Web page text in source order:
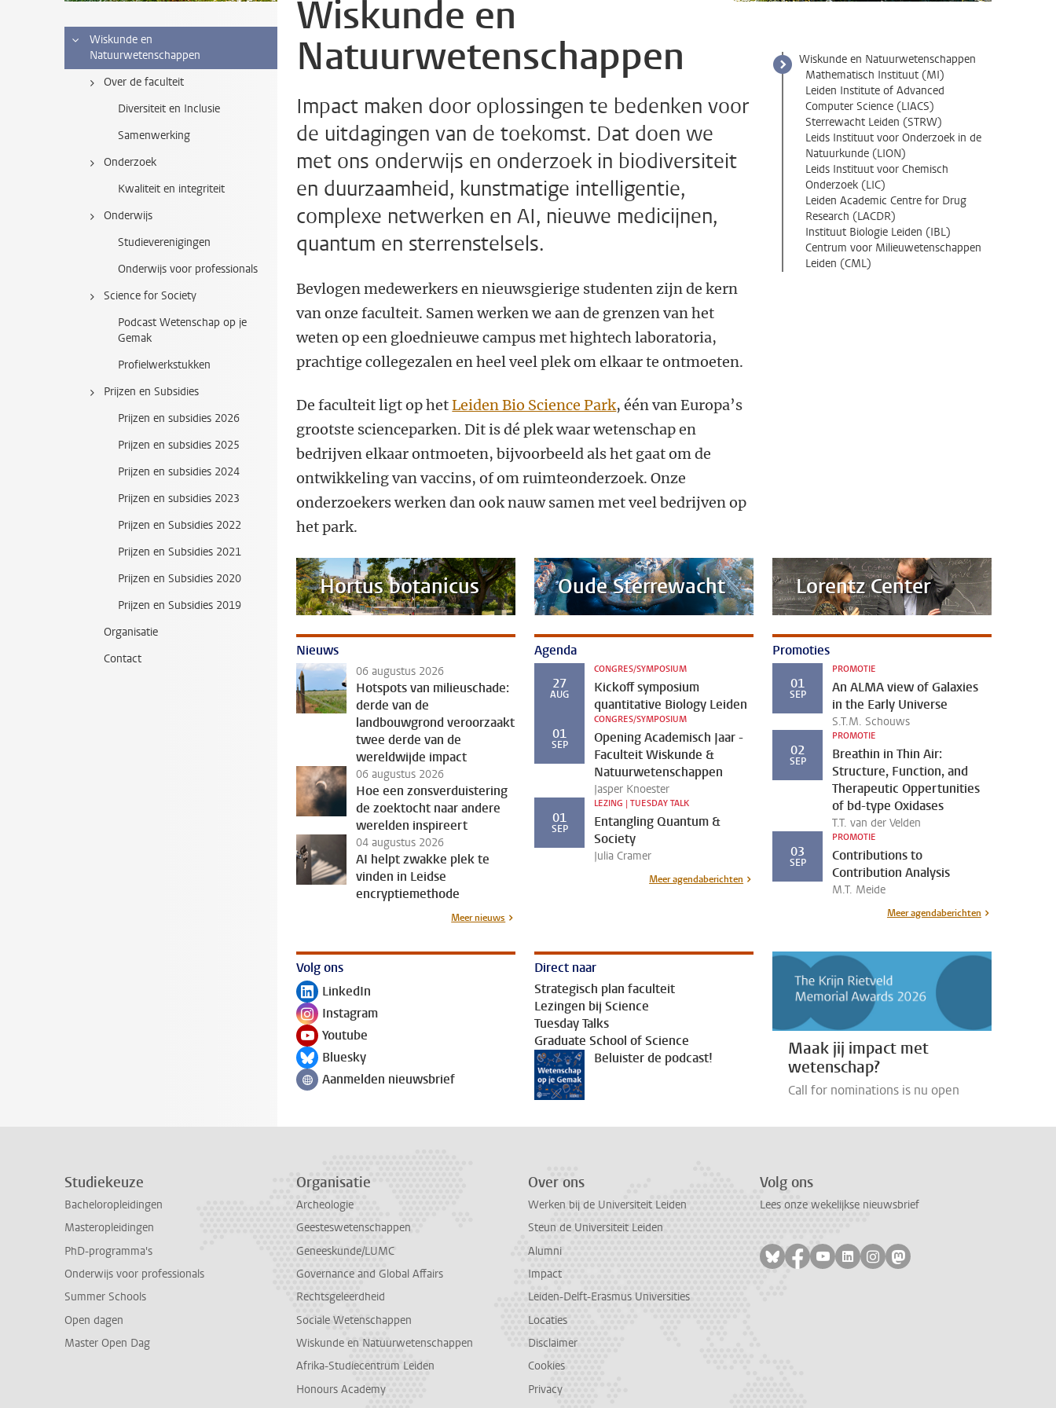
Wiskunde en
Natuurwetenschappen
Over de faculteit
Diversiteit en Inclusie
Samenwerking
Onderzoek
Kwaliteit en integriteit
Onderwijs
Studieverenigingen
Onderwijs voor professionals
Science for Society
Podcast Wetenschap op je
Gemak
Profielwerkstukken
Prijzen en Subsidies
Prijzen en subsidies 2026
Prijzen en subsidies 2025
Prijzen en subsidies 2024
Prijzen en subsidies 2023
Prijzen en Subsidies 2022
Prijzen en Subsidies 2021
Prijzen en Subsidies 2020
Prijzen en Subsidies 2019
Organisatie
Contact
Wiskunde en
Natuurwetenschappen
Impact maken door oplossingen te bedenken voor
de uitdagingen van de toekomst. Dat doen we
met ons onderwijs en onderzoek in biodiversiteit
en duurzaamheid, kunstmatige intelligentie,
complexe netwerken en AI, nieuwe medicijnen,
quantum en sterrenstelsels.
Bevlogen medewerkers en nieuwsgierige studenten zijn de kern
van onze faculteit. Samen werken we aan de grenzen van het
weten op een gloednieuwe campus met hightech laboratoria,
prachtige collegezalen en heel veel plek om elkaar te ontmoeten.
De faculteit ligt op hetLeiden Bio Science Park, één van Europa’s
grootste scienceparken. Dit is dé plek waar wetenschap en
bedrijven elkaar ontmoeten, bijvoorbeeld als het gaat om de
ontwikkeling van vaccins, of om ruimteonderzoek. Onze
onderzoekers werken dan ook nauw samen met veel bedrijven op
het park.
Wiskunde en Natuurwetenschappen
Mathematisch Instituut (MI)
Leiden Institute of Advanced
Computer Science (LIACS)
Sterrewacht Leiden (STRW)
Leids Instituut voor Onderzoek in de
Natuurkunde (LION)
Leids Instituut voor Chemisch
Onderzoek (LIC)
Leiden Academic Centre for Drug
Research (LACDR)
Instituut Biologie Leiden (IBL)
Centrum voor Milieuwetenschappen
Leiden (CML)
Hortus botanicus Oude Sterrewacht Lorentz Center
Nieuws
06 augustus 2026
Hotspots van milieuschade:
derde van de
landbouwgrond veroorzaakt
twee derde van de
wereldwijde impact
06 augustus 2026
Hoe een zonsverduistering
de zoektocht naar andere
werelden inspireert
04 augustus 2026
AI helpt zwakke plek te
vinden in Leidse
encryptiemethode
Meer nieuws
Agenda
27
AUG
CONGRES/SYMPOSIUM
Kickoff symposium
quantitative Biology Leiden
01
SEP
CONGRES/SYMPOSIUM
Opening Academisch Jaar -
Faculteit Wiskunde &
Natuurwetenschappen
Jasper Knoester
01
SEP
LEZING | TUESDAY TALK
Entangling Quantum &
Society
Julia Cramer
Meer agendaberichten
Promoties
01
SEP
PROMOTIE
An ALMA view of Galaxies
in the Early Universe
S.T.M. Schouws
02
SEP
PROMOTIE
Breathin in Thin Air:
Structure, Function, and
Therapeutic Oppertunities
of bd-type Oxidases
T.T. van der Velden
03
SEP
PROMOTIE
Contributions to
Contribution Analysis
M.T. Meide
Meer agendaberichten
Volg ons
Volg ons op
LinkedIn
Volg ons op
Instagram
Volg ons op
Youtube
Volg ons op
Bluesky
Volg ons op
Aanmelden nieuwsbrief
Direct naar
Strategisch plan faculteit
Lezingen bij Science
Tuesday Talks
Graduate School of Science
Beluister de podcast!
Maak jij impact met
wetenschap?
Call for nominations is nu open
Studiekeuze
Bacheloropleidingen
Masteropleidingen
PhD-programma's
Onderwijs voor professionals
Summer Schools
Open dagen
Master Open Dag
Organisatie
Archeologie
Geesteswetenschappen
Geneeskunde/LUMC
Governance and Global Affairs
Rechtsgeleerdheid
Sociale Wetenschappen
Wiskunde en Natuurwetenschappen
Afrika-Studiecentrum Leiden
Honours Academy
Over ons
Werken bij de Universiteit Leiden
Steun de Universiteit Leiden
Alumni
Impact
Leiden-Delft-Erasmus Universities
Locaties
Disclaimer
Cookies
Privacy
Volg ons
Lees onze wekelijkse nieuwsbrief
Volg ons op bluesky
Volg ons op facebook
Volg ons op youtube
Volg ons op linkedin
Volg ons op instagram
Volg ons op mastodon